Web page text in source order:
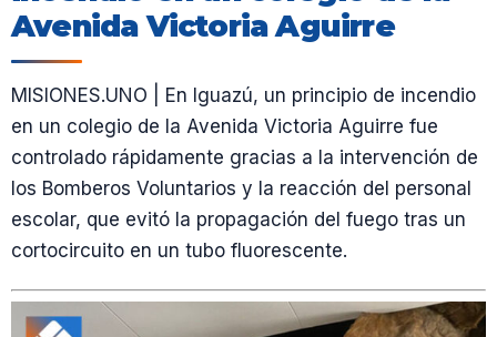
Avenida Victoria Aguirre
MISIONES.UNO | En Iguazú, un principio de incendio
en un colegio de la Avenida Victoria Aguirre fue
controlado rápidamente gracias a la intervención de
los Bomberos Voluntarios y la reacción del personal
escolar, que evitó la propagación del fuego tras un
cortocircuito en un tubo fluorescente.